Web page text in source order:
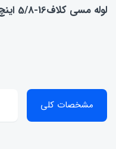
لوله مسی کلاف16-5/8 اینچ
مشخصات کلی